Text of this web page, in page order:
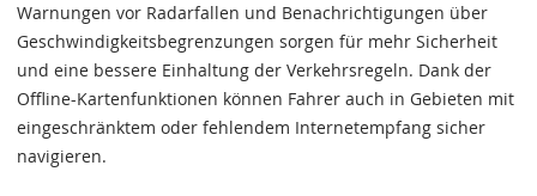
Warnungen vor Radarfallen und Benachrichtigungen über
Geschwindigkeitsbegrenzungen sorgen für mehr Sicherheit
und eine bessere Einhaltung der Verkehrsregeln. Dank der
Offline-Kartenfunktionen können Fahrer auch in Gebieten mit
eingeschränktem oder fehlendem Internetempfang sicher
navigieren.